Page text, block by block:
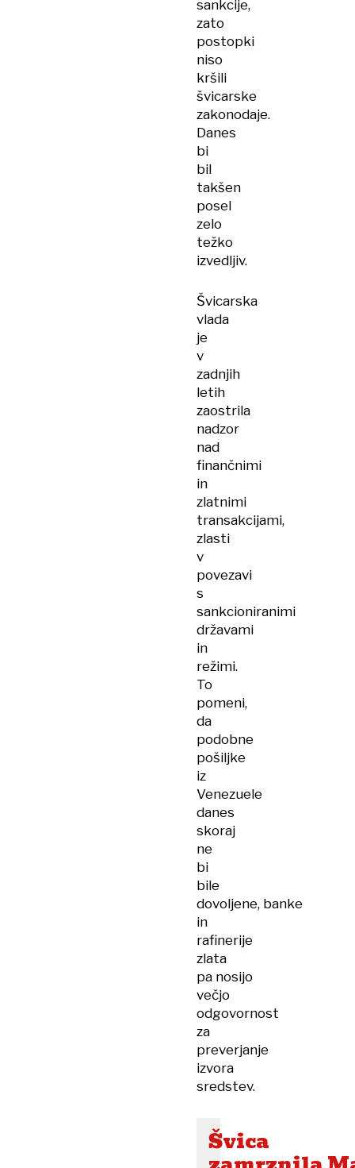
sankcije,
zato
postopki
niso
kršili
švicarske
zakonodaje.
Danes
bi
bil
takšen
posel
zelo
težko
izvedljiv.
Švicarska
vlada
je
v
zadnjih
letih
zaostrila
nadzor
nad
finančnimi
in
zlatnimi
transakcijami,
zlasti
v
povezavi
s
sankcioniranimi
državami
in
režimi.
To
pomeni,
da
podobne
pošiljke
iz
Venezuele
danes
skoraj
ne
bi
bile
dovoljene, banke
in
rafinerije
zlata
pa nosijo
večjo
odgovornost
za
preverjanje
izvora
sredstev.
Švica